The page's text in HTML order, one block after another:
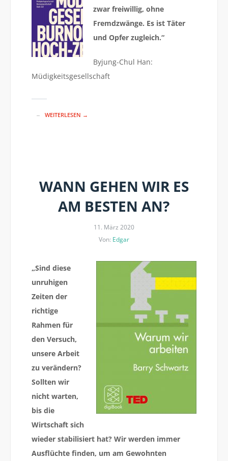
zwar freiwillig, ohne
Fremdzwänge. Es ist Täter
und Opfer zugleich.“
Byjung-Chul Han:
Müdigkeitsgesellschaft
WEITERLESEN →
WANN GEHEN WIR ES
AM BESTEN AN?
11. März 2020
Von: Edgar
„Sind diese
unruhigen
Zeiten der
richtige
Rahmen für
den Versuch,
unsere Arbeit
zu verändern?
Sollten wir
nicht warten,
bis die
Wirtschaft sich
wieder stabilisiert hat? Wir werden immer
Ausflüchte finden, um am Gewohnten